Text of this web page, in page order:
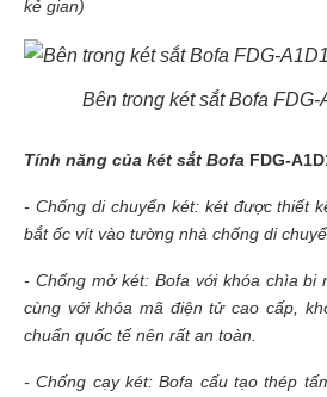
kẻ gian)
Bên trong két sắt Bofa
Tính năng của két sắt Bofa FDG-
- Chống di chuyển két: két được thiết
bắt ốc vít vào tường nhà chống di
- Chống mở két: Bofa với khóa chìa bi
cùng với khóa mã điện tử cao cấp,
chuẩn quốc tế nên rất an toàn.
- Chống cạy két: Bofa cấu tạo thép